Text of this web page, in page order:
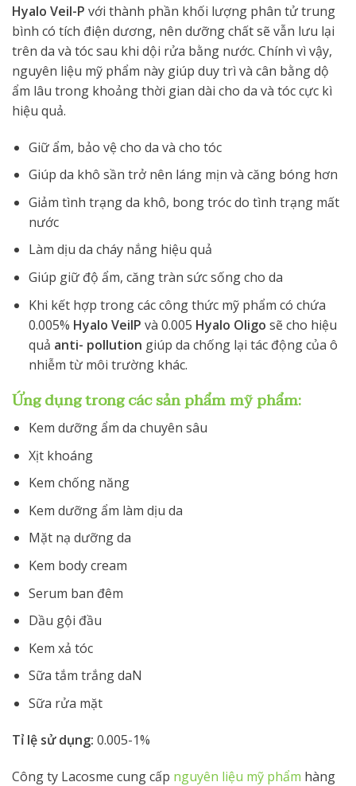
Hyalo Veil-P với thành phần khối lượng phân tử trung
bình có tích điện dương, nên dưỡng chất sẽ vẫn lưu lại
trên da và tóc sau khi dội rửa bằng nước. Chính vì vậy,
nguyên liệu mỹ phẩm này giúp duy trì và cân bằng dộ
ẩm lâu trong khoảng thời gian dài cho da và tóc cực kì
hiệu quả.
Giữ ẩm, bảo vệ cho da và cho tóc
Giúp da khô sần trở nên láng mịn và căng bóng hơn
Giảm tình trạng da khô, bong tróc do tình trạng mất
nước
Làm dịu da cháy nắng hiệu quả
Giúp giữ độ ẩm, căng tràn sức sống cho da
Khi kết hợp trong các công thức mỹ phẩm có chứa
0.005% Hyalo VeilP và 0.005 Hyalo Oligo sẽ cho hiệu
quả anti- pollution giúp da chống lại tác động của ô
nhiễm từ môi trường khác.
Ứng dụng trong các sản phẩm mỹ phẩm:
Kem dưỡng ẩm da chuyên sâu
Xịt khoáng
Kem chống năng
Kem dưỡng ẩm làm dịu da
Mặt nạ dưỡng da
Kem body cream
Serum ban đêm
Dầu gội đầu
Kem xả tóc
Sữa tắm trắng daN
Sữa rửa mặt
Tỉ lệ sử dụng: 0.005-1%
Công ty Lacosme cung cấp nguyên liệu mỹ phẩm hàng